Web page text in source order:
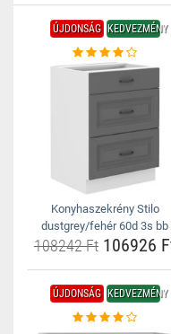
ÚJDONSÁG KEDVEZMÉNY
Konyhaszekrény Stilo
dustgrey/fehér 60d 3s bb
108242 Ft 106926
ÚJDONSÁG KEDVEZMÉNY